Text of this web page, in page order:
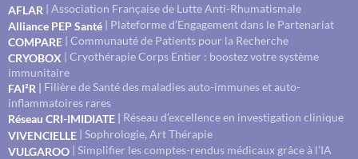
AFLAR | Association Française de Lutte Anti-Rhumatismale
Alliance PEP Santé | Plateforme d’Engagement dans le Partenariat
COMPARE | Communauté de Patients pour la Recherche
CRYOBOX | Cryothérapie Corps Entier : boostez votre système
immunitaire
FAI²R | Filière de Santé des maladies auto-immunes et auto-
inflammatoires rares
Réseau CRI-IMIDIATE | Réseau d’excellence en investigation clinique
VIVENCIELLE | Sophrologie, Art Thérapie
VULGAROO | Simplifier les comptes-rendus médicaux grâce à l’IA